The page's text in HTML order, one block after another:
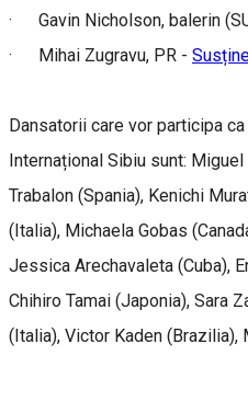
· Gavin Nicholson, balerin
· Mihai Zugravu, PR -
Dansatorii care vor participa
Internațional Sibiu sunt:
Trabalon (Spania), Kenichi
(Italia), Michaela Gobas
Jessica Arechavaleta (Cuba),
Chihiro Tamai (Japonia), Sara
(Italia), Victor Kaden (Brazilia),